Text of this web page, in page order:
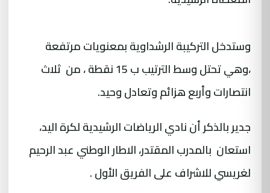
وستدخل التركيبة الرشداوية بمعنويات مرتفعة
،وهي تحتل وسط الترتيب ب 15 نقطة ، من ثلاث
انتصارات وأربع هزائم وتعادل وحيد.
جدير بالذكر أن نادي الرياضات الرشيدية لكرة اليد،
استعان بالمدرب المقتدر، الاطار الوطني عبد الرحيم
لغريسي للاشراف على الفريق الأول .